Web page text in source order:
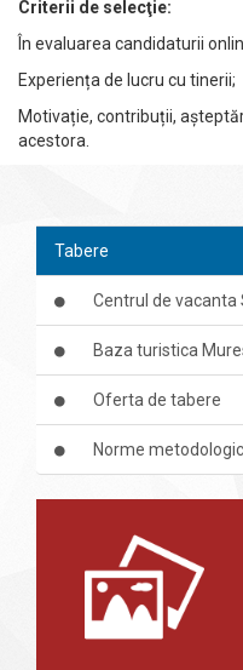
Criterii de selecţie:
În evaluarea candidaturii
Experiența de lucru cu tinerii;
Motivație, contribuții,
acestora.
Tabere
Centrul de vacanta
Baza turistica
Oferta de tabere
Norme